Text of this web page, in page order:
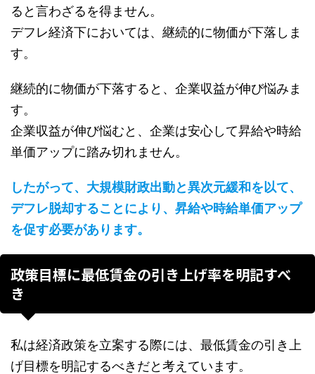
ると言わざるを得ません。
デフレ経済下においては、継続的に物価が下落しま
す。
継続的に物価が下落すると、企業収益が伸び悩みま
す。
企業収益が伸び悩むと、企業は安心して昇給や時給
単価アップに踏み切れません。
したがって、大規模財政出動と異次元緩和を以て、
デフレ脱却することにより、昇給や時給単価アップ
を促す必要があります。
政策目標に最低賃金の引き上げ率を明記すべ
き
私は経済政策を立案する際には、最低賃金の引き上
げ目標を明記するべきだと考えています。